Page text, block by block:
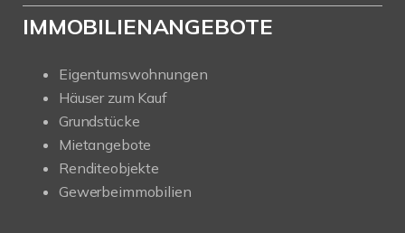
IMMOBILIENANGEBOTE
Eigentumswohnungen
Häuser zum Kauf
Grundstücke
Mietangebote
Renditeobjekte
Gewerbeimmobilien